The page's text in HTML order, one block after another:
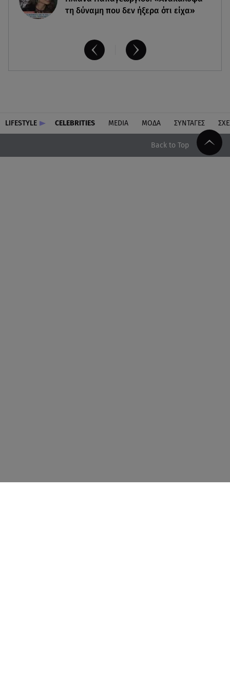
τη δύναμη που δεν ήξερα ότι είχα»
LIFESTYLE CELEBRITIES MEDIA ΜΟΔΑ ΣΥΝΤΑΓΕΣ
Back to Top